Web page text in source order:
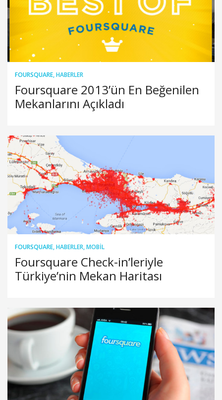
FOURSQUARE,HABERLER
Foursquare 2013’ün En Beğenilen
Mekanlarını Açıkladı
FOURSQUARE,HABERLER,MOBIL
Foursquare Check-in’leriyle
Türkiye’nin Mekan Haritası